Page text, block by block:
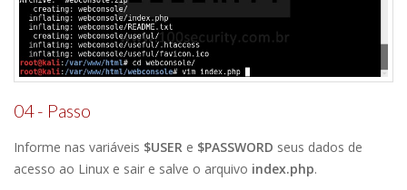
04 - Passo
Informe nas variáveis $USER e $PASSWORD seus dados de
acesso ao Linux e sair e salve o arquivo index.php.